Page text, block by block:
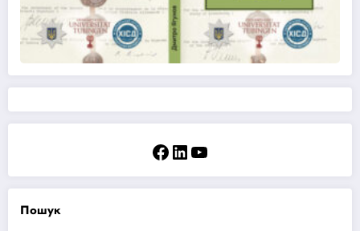
Facebook
LinkedIn
YouTube
Пошук